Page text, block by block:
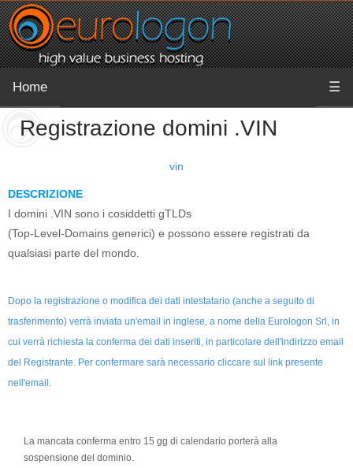
Home ☰
Registrazione domini .VIN
vin
DESCRIZIONE
I domini .VIN sono i cosiddetti gTLDs
(Top-Level-Domains generici) e possono essere registrati da
qualsiasi parte del mondo.
Dopo la registrazione o modifica dei dati intestatario (anche a seguito di
trasferimento) verrà inviata un'email in inglese, a nome della Eurologon Srl, in
cui verrà richiesta la conferma dei dati inseriti, in particolare dell'indirizzo email
del Registrante. Per confermare sarà necessario cliccare sul link presente
nell'email.
La mancata conferma entro 15 gg di calendario porterà alla
sospensione del dominio.